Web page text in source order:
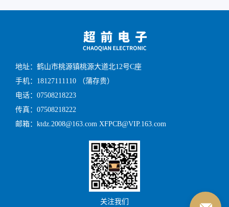
地址：鹤山市桃源镇桃源大道北12号C座
手机：18127111110 （蒲存贵）
电话：07508218223
传真：07508218222
邮箱：ktdz.2008@163.com XFPCB@VIP.163.com
关注我们